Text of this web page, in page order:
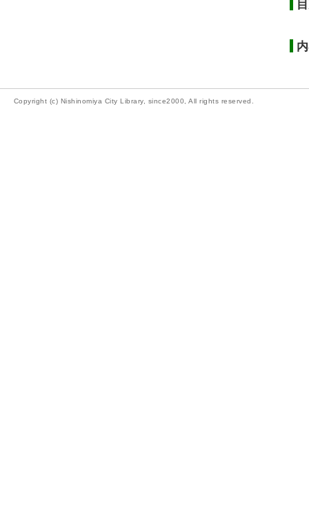
Copyright (c) Nishinomiya City Library, since2000, All rights reserved.